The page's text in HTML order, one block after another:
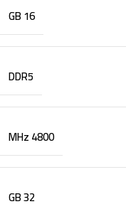
16 GB
DDR5
4800 MHz
32 GB